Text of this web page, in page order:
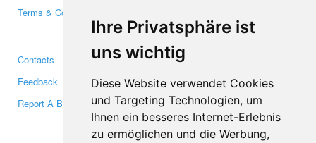
Ihre Privatsphäre ist
uns wichtig
Diese Website verwendet Cookies
und Targeting Technologien, um
Ihnen ein besseres Internet-Erlebnis
zu ermöglichen und die Werbung,
Terms & Conditions
Media
Contacts
Feedback
Report A Bug
Facebook
Twitter
YouTube
Google+